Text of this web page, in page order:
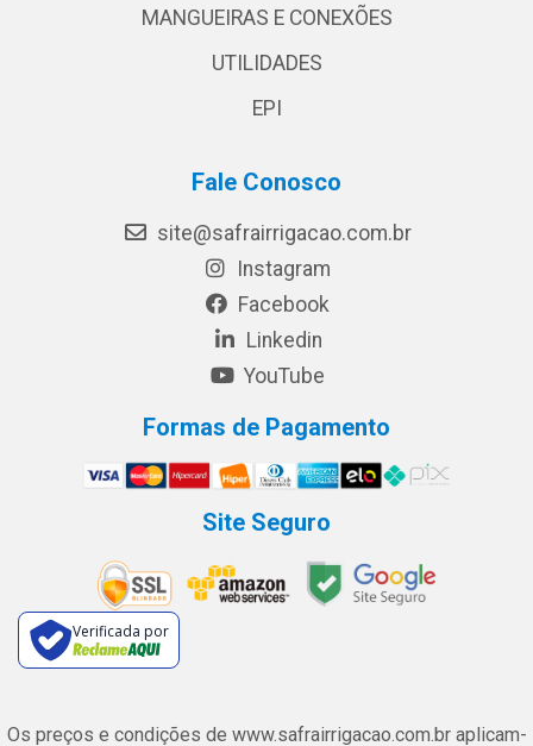
MANGUEIRAS E CONEXÕES
UTILIDADES
EPI
Fale Conosco
site@safrairrigacao.com.br
Instagram
Facebook
Linkedin
YouTube
Formas de Pagamento
Site Seguro
Verificada por
Os preços e condições de www.safrairrigacao.com.br aplicam-